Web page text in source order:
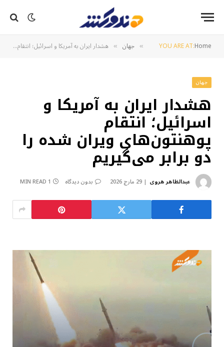
YOU ARE AT:Home
» جهان » هشدار ایران به آمریکا و اسرائیل؛ انتقام پوهنتون‌های ویران شده را دو برابر می‌گیریم
جهان
هشدار ایران به آمریکا و
اسرائیل؛ انتقام
پوهنتون‌های ویران شده را
دو برابر می‌گیریم
عبدالظاهر هروی 29 مارچ 2026 بدون دیدگاه 1 MIN READ